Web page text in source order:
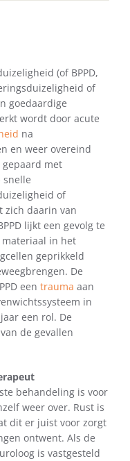
(of BPPD,
of
goedaardige
wordt door acute
na
en weer overeind
gepaard met
snelle
of
zich daarin van
lijkt een gevolg te
materiaal in het
geprikkeld
De
een trauma aan
in
een rol. De
de gevallen
behandeling is voor
weer over. Rust is
dit er juist voor zorgt
ontwent. Als de
is vastgesteld